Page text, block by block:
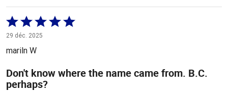
Coté
5 sur
29 déc. 2025
mariln W
Don't know where the name came from. B.C.
perhaps?